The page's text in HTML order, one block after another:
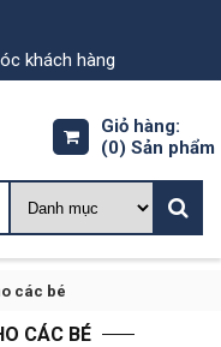
khách hàng
Giỏ hàng:
(0) Sản phẩm
các bé
CÁC BÉ